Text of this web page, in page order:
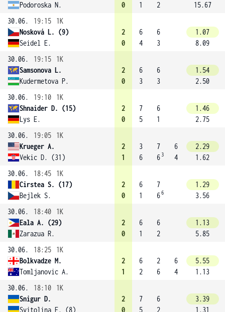
Podoroska N.
0
1
2
15.67
30.06.
19:15
1K
Nosková L. (9)
Seidel E.
2
0
6
4
6
3
1.07
8.09
30.06.
19:15
1K
Samsonova L.
Kudermetova P.
2
0
6
3
6
3
1.54
2.50
30.06.
19:10
1K
Shnaider D. (15)
Lys E.
2
0
7
5
6
1
1.46
2.75
30.06.
19:05
1K
Krueger A.
Vekic D. (31)
2
1
3
6
7
6 3
6
4
2.29
1.62
30.06.
18:45
1K
Cirstea S. (17)
Bejlek S.
2
0
6
1
7
66
1.29
3.56
30.06.
18:40
1K
Eala A. (29)
Zarazua R.
2
0
6
1
6
2
1.13
5.85
30.06.
18:25
1K
Bolkvadze M.
Tomljanovic A.
2
1
6
2
2
6
6
4
5.55
1.13
30.06.
18:10
1K
Snigur D.
Svitolina E. (8)
2
0
7
5
6
2
3.39
1.31